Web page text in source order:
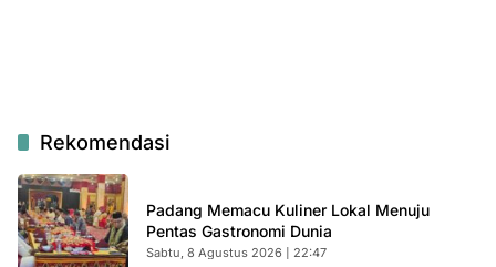
Rekomendasi
Padang Memacu Kuliner Lokal Menuju
Pentas Gastronomi Dunia
Sabtu, 8 Agustus 2026 | 22:47